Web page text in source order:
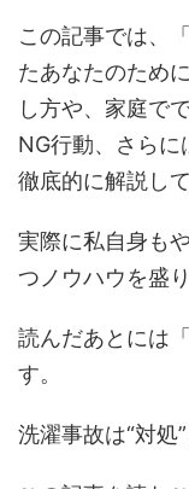
この記事では、
たあなたのため
し方や、家庭で
NG行動、さらに
徹底的に解説して
実際に私自身も
つノウハウを盛
読んだあとには
す。
洗濯事故は“対処”